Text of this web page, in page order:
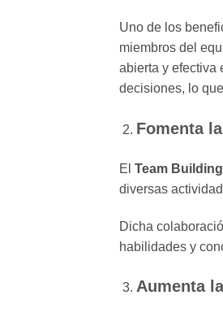
Uno de los
miembros del
abierta y efectiva
decisiones, lo
Fomenta
El Team Building
diversas
Dicha
habilidades y
Aumenta